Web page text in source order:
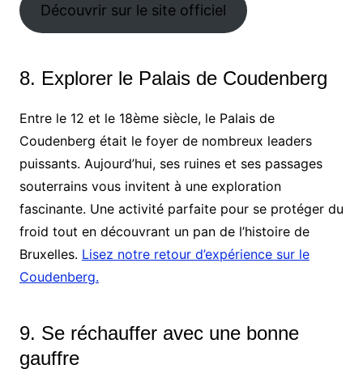
Découvrir sur le site officiel
8. Explorer le Palais de Coudenberg
Entre le 12 et le 18ème siècle, le Palais de
Coudenberg était le foyer de nombreux leaders
puissants. Aujourd’hui, ses ruines et ses passages
souterrains vous invitent à une exploration
fascinante. Une activité parfaite pour se protéger du
froid tout en découvrant un pan de l’histoire de
Bruxelles. Lisez notre retour d’expérience sur le
Coudenberg.
9. Se réchauffer avec une bonne
gauffre